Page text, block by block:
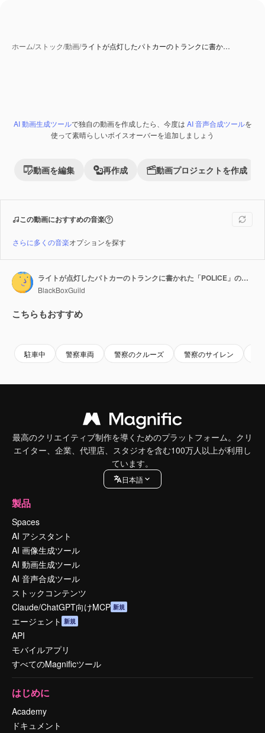
ホーム/ストック/動画/ライトが点灯したパトカーのトランクに書か…
Premium
AI 動画生成ツールで独自の動画を作成したら、今度は AI 音声合成ツールを
使って素晴らしいボイスオーバーを追加しましょう
動画を編集 再作成 動画プロジェクトを作成
この動画におすすめの音楽
さらに多くの音楽オプションを探す
ライトが点灯したパトカーのトランクに書かれた「POLICE」の文字のクローズアップ。
BlackBoxGuild
こちらもおすすめ
駐車中 警察車両 警察のクルーズ 警察のサイレン
最高のクリエイティブ制作を導くためのプラットフォーム。クリ
エイター、企業、代理店、スタジオを含む100万人以上が利用し
ています。
日本語
製品
Spaces
AI アシスタント
AI 画像生成ツール
AI 動画生成ツール
AI 音声合成ツール
ストックコンテンツ
Claude/ChatGPT向けMCP 新規
エージェント 新規
API
モバイルアプリ
すべてのMagnificツール
はじめに
Academy
ドキュメント